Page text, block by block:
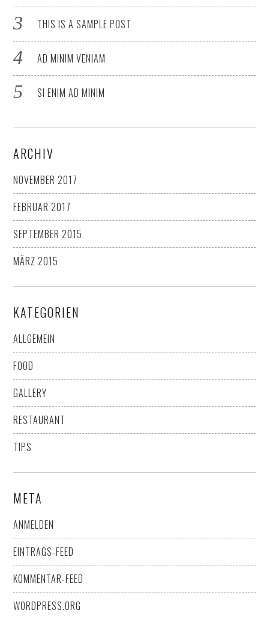
THIS IS A SAMPLE POST
AD MINIM VENIAM
SI ENIM AD MINIM
ARCHIV
NOVEMBER 2017
FEBRUAR 2017
SEPTEMBER 2015
MÄRZ 2015
KATEGORIEN
ALLGEMEIN
FOOD
GALLERY
RESTAURANT
TIPS
META
ANMELDEN
EINTRAGS-FEED
KOMMENTAR-FEED
WORDPRESS.ORG